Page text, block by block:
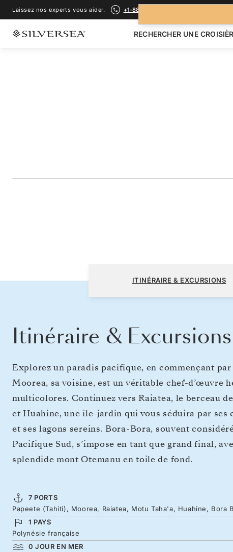
Laissez nos experts vous aider. +1-888-978-4070
RECHERCHER UNE
Papeete (Tahiti) à Papeete (Tahiti)ITINÉRAIRE & EXCURSIONS
Itinéraire & Excursions
Explorez un paradis pacifique, en commençant
Moorea, sa voisine, est un véritable chef-d’œuvre
multicolores. Continuez vers Raiatea, le berceau
et Huahine, une île-jardin qui vous séduira par
et ses lagons sereins. Bora-Bora, souvent
Pacifique Sud, s’impose en tant que grand final,
splendide mont Otemanu en toile de fond.
7 PORTS
Papeete (Tahiti), Moorea, Raiatea, Motu Taha'a, Huahine,
1 PAYS
Polynésie française
0 JOUR EN MER